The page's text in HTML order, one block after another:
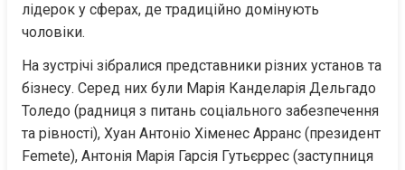
лідерок у сферах, де традиційно домінують
чоловіки.
На зустрічі зібралися представники різних установ та
бізнесу. Серед них були Марія Канделарія Дельгадо
Толедо (радниця з питань соціального забезпечення
та рівності), Хуан Антоніо Хіменес Арранс (президент
Femete), Антонія Марія Гарсія Гутьєррес (заступниця